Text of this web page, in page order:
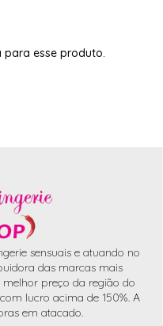
esse produto.
sensuais e atuando no
das marcas mais
melhor preço da região do
lucro acima de 150%. A
em atacado.